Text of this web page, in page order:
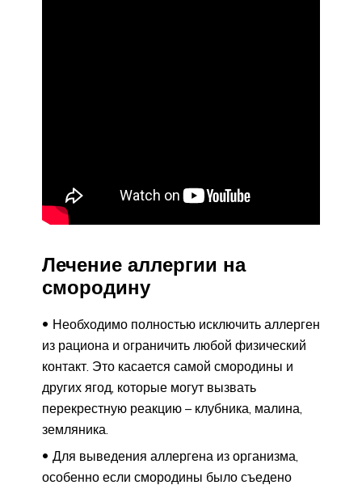
Лечение аллергии на
смородину
Необходимо полностью исключить аллерген
из рациона и ограничить любой физический
контакт. Это касается самой смородины и
других ягод, которые могут вызвать
перекрестную реакцию – клубника, малина,
земляника.
Для выведения аллергена из организма,
особенно если смородины было съедено